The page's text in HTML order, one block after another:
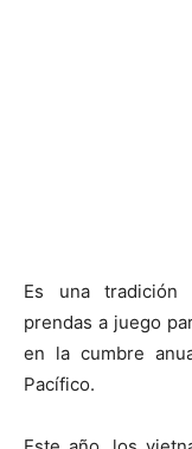
Es una tradición
prendas a juego
en la cumbre
Pacífico.